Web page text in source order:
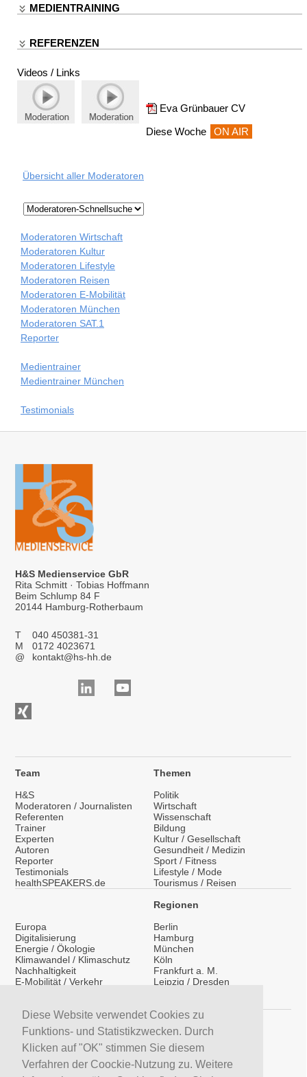
Diese Website verwendet Cookies zu
Funktions- und Statistikzwecken. Durch
Klicken auf "OK" stimmen Sie diesem
Verfahren der Coockie-Nutzung zu. Weitere
MEDIENTRAINING
REFERENZEN
Videos / Links
Eva Grünbauer CV
Diese Woche
ON AIR
Übersicht aller Moderatoren
Moderatoren Wirtschaft
Moderatoren Kultur
Moderatoren Lifestyle
Moderatoren Reisen
Moderatoren E-Mobilität
Moderatoren München
Moderatoren SAT.1
Reporter
Medientrainer
Medientrainer München
Testimonials
H&S Medienservice GbR
Rita Schmitt · Tobias Hoffmann
Beim Schlump 84 F
20144 Hamburg-Rotherbaum
T
040 450381-31
M
0172 4023671
@
kontakt@hs-hh.de
Team
H&S
Moderatoren / Journalisten
Referenten
Trainer
Experten
Autoren
Reporter
Testimonials
healthSPEAKERS.de
Themen
Politik
Wirtschaft
Wissenschaft
Bildung
Kultur / Gesellschaft
Gesundheit / Medizin
Sport / Fitness
Lifestyle / Mode
Tourismus / Reisen
Europa
Digitalisierung
Energie / Ökologie
Klimawandel / Klimaschutz
Nachhaltigkeit
E-Mobilität / Verkehr
Vorträge / Keynotes
Regionen
Berlin
Hamburg
München
Köln
Frankfurt a. M.
Leipzig / Dresden
Service
LinkedIn
YouTube Moderatoren
YouTube Referenten